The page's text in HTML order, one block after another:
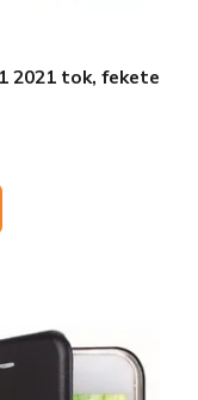
2021 tok, fekete